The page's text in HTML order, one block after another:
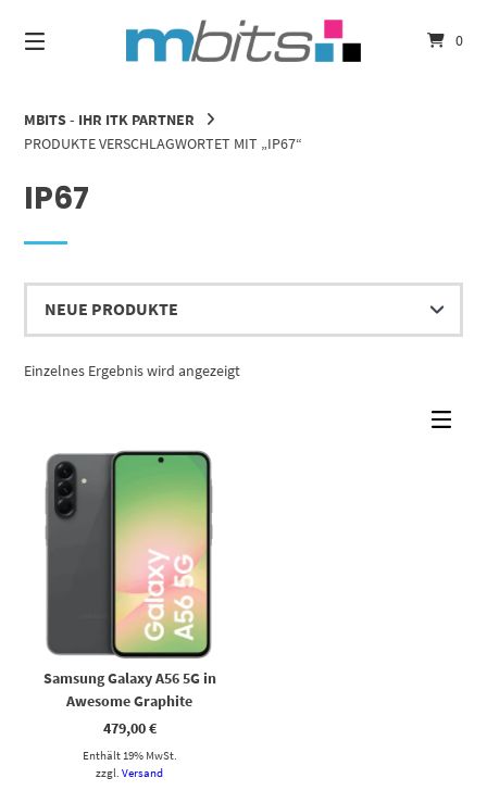
zum
Inhalt
0
MBITS - IHR ITK PARTNER
PRODUKTE VERSCHLAGWORTET MIT „IP67“
IP67
Einzelnes Ergebnis wird angezeigt
Samsung Galaxy A56 5G in
Awesome Graphite
479,00€
Enthält 19% MwSt.
zzgl.Versand